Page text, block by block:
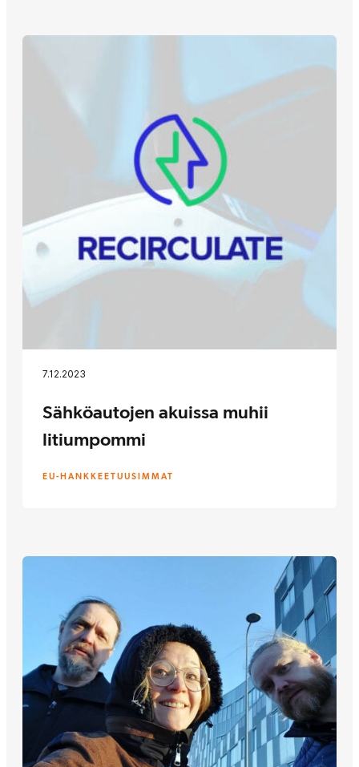
7.12.2023
EU-HANKKEETUUSIMMAT
Sähköautojen akuissa muhii
litiumpommi